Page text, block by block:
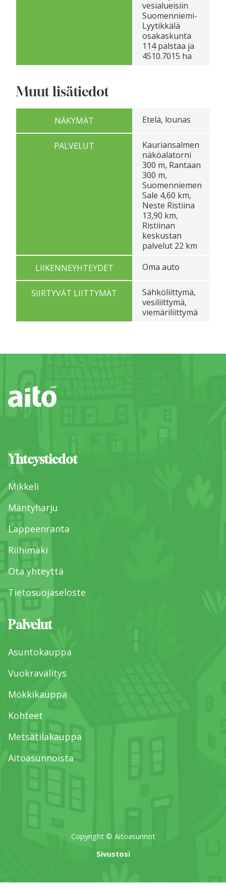
vesialueisiin
Suomenniemi-
Lyytikkälä
osakaskunta
114 palstaa ja
4510.7015 ha
Muut lisätiedot
NÄKYMÄT Etelä, lounas
PALVELUT
Kauriansalmen
näköalatorni
300 m, Rantaan
300 m,
Suomenniemen
Sale 4,60 km,
Neste Ristiina
13,90 km,
Ristiinan
keskustan
palvelut 22 km
LIIKENNEYHTEYDET
Oma auto
SIIRTYVÄT LIITTYMÄT
Sähköliittymä,
vesiliittymä,
viemäriliittymä
Yhteystiedot
Mikkeli
Mäntyharju
Lappeenranta
Riihimäki
Ota yhteyttä
Tietosuojaseloste
Palvelut
Asuntokauppa
Vuokravälitys
Mökkikauppa
Kohteet
Metsätilakauppa
Aitoasunnoista
Copyright © Aitoasunnot
Sivustosi